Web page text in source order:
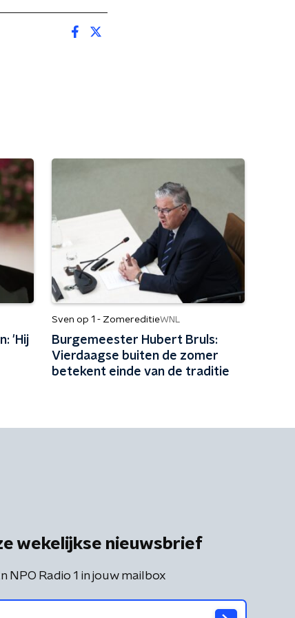
'Hij
Sven op 1 - ZomereditieWNL
Burgemeester Hubert Bruls:
Vierdaagse buiten de zomer
betekent einde van de traditie
wekelijkse nieuwsbrief
NPO Radio 1 in jouw mailbox